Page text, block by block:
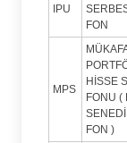
IPU
FON
MPS
HİSSE
FONU (
FON )